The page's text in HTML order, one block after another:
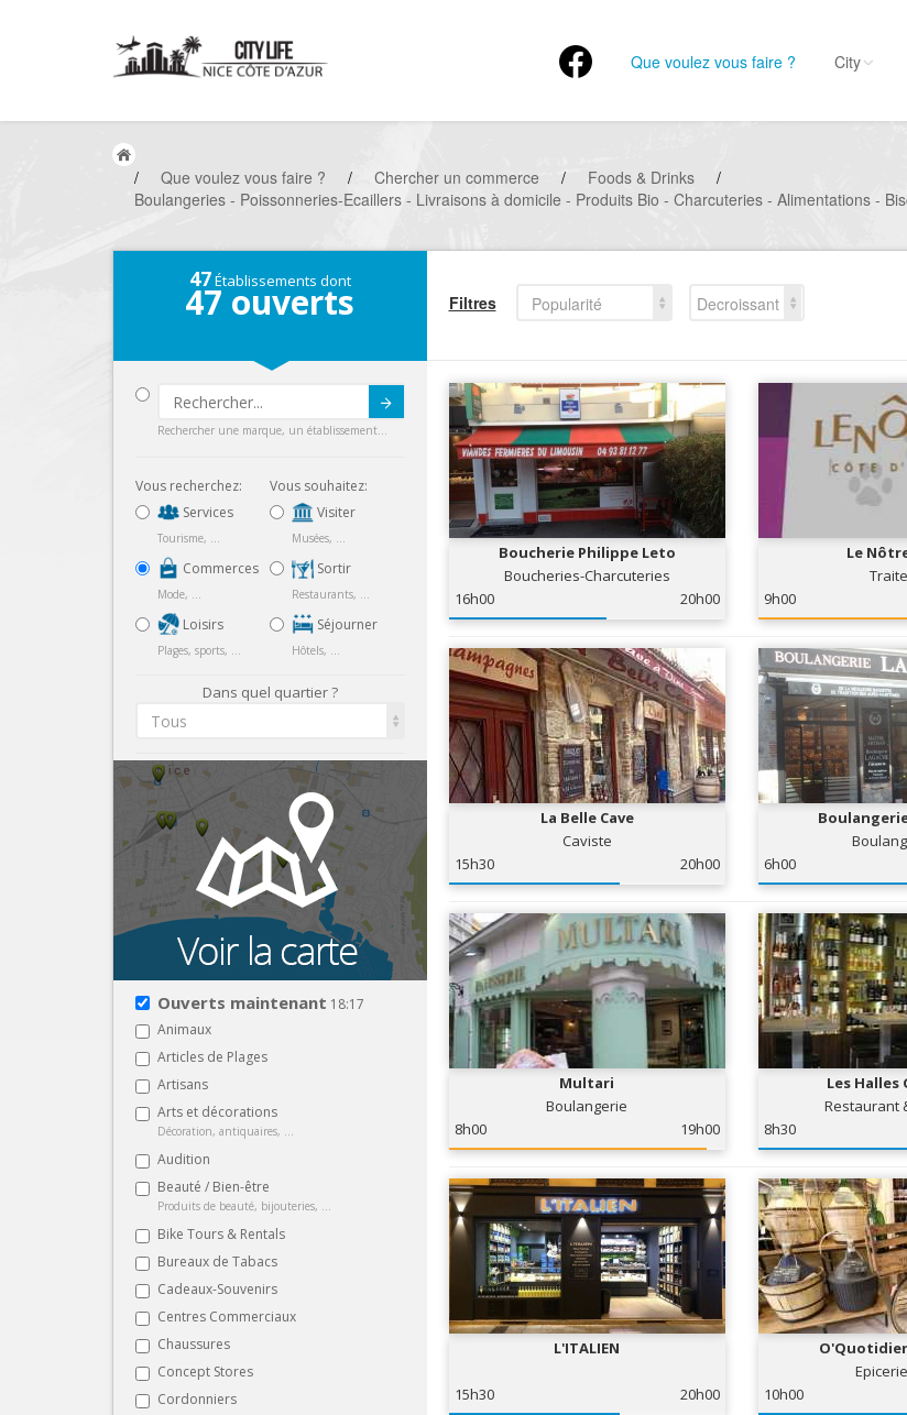
Que voulez vous faire ? City
/ Que voulez vous faire ? / Chercher un commerce / Foods & Drinks
/
Boulangeries - Poissonneries-Ecaillers - Livraisons à domicile - Produits Bio - Charcuteries - Alimentations -
47Établissements dont
47 ouverts
Rechercher une marque, un établissement...
Vous recherchez:
Services
Tourisme, ...
Commerces
Mode, ...
Loisirs
Plages, sports, ...
Vous souhaitez:
Visiter
Musées, ...
Sortir
Restaurants, ...
Séjourner
Hôtels, ...
Dans quel quartier ?
Tous
Ouverts maintenant 18:17
Animaux
Articles de Plages
Artisans
Arts et décorations
Décoration, antiquaires, ...
Audition
Beauté / Bien-être
Produits de beauté, bijouteries, ...
Bike Tours & Rentals
Bureaux de Tabacs
Cadeaux-Souvenirs
Centres Commerciaux
Chaussures
Concept Stores
Cordonniers
Filtres Popularité
Decroissant
Boucherie Philippe Leto
Boucheries-Charcuteries
16h00
20h00
Le
9h00
La Belle Cave
Caviste
15h30
20h00
6h00
Multari
Boulangerie
8h00
19h00
Les Halles
Restaurant
8h30
L'ITALIEN
15h30 20h00
10h00